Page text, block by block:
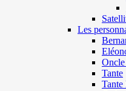
Les
Tante
Tante